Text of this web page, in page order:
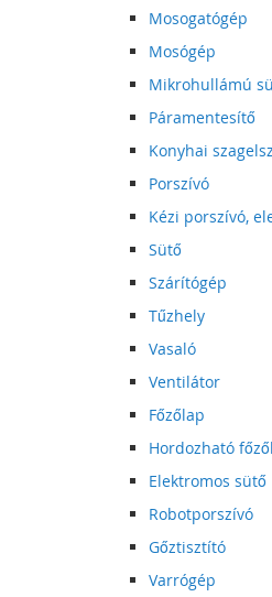
Mosogatógép
Mosógép
Mikrohullámú
Páramentesítő
Konyhai
Porszívó
Kézi porszívó,
Sütő
Szárítógép
Tűzhely
Vasaló
Ventilátor
Főzőlap
Hordozható
Elektromos sütő
Robotporszívó
Gőztisztító
Varrógép